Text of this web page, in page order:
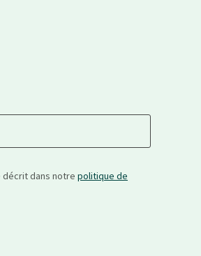
dans notre politique de